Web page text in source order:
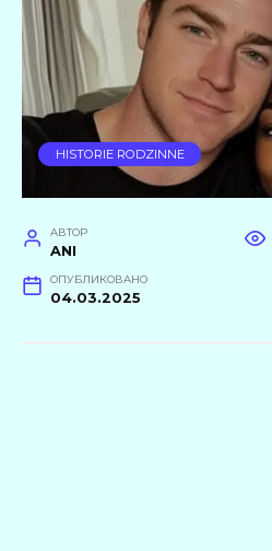
HISTORIE RODZINNE
АВТОР
ANI
ОПУБЛИКОВАНО
04.03.2025